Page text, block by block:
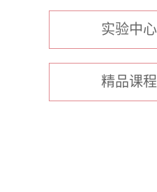
实验中心
精品课程